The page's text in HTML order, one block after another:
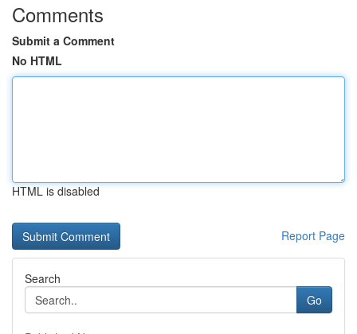
Comments
Submit a Comment
No HTML
HTML is disabled
Report Page
Search
Go